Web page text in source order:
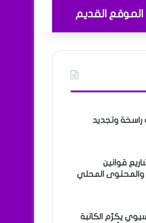
الموقع القديم
راسخة وتجديد
قوانين
والمحتوى المحلي
يكرّم الكاتبة